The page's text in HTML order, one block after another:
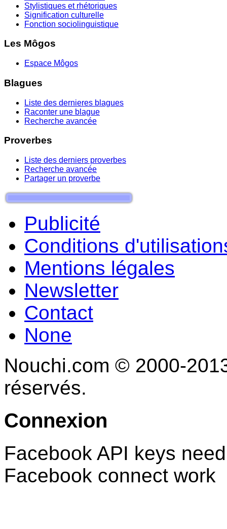
Stylistiques et rhétoriques
Signification culturelle
Fonction sociolinguistique
Les Môgos
Espace Môgos
Blagues
Liste des dernieres blagues
Raconter une blague
Recherche avancée
Proverbes
Liste des derniers proverbes
Recherche avancée
Partager un proverbe
Publicité
Conditions
Mentions légales
Newsletter
Contact
None
Nouchi.com © 2000-
réservés.
Connexion
Facebook API keys
Facebook connect work